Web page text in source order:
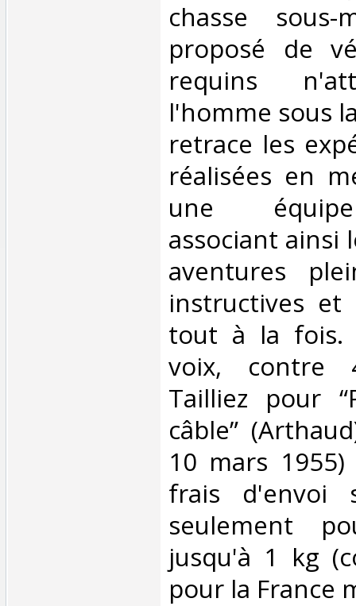
chasse sous-
proposé de
requins
l'homme sous
retrace les
réalisées en
une
associant ainsi
aventures
instructives et
tout à la
voix, contre
Tailliez pour
câble”
10 mars
frais
seulement
jusqu'à 1 kg
pour la France